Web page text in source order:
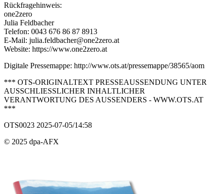
Rückfragehinweis:
one2zero
Julia Feldbacher
Telefon: 0043 676 86 87 8913
E-Mail: julia.feldbacher@one2zero.at
Website: https://www.one2zero.at
Digitale Pressemappe: http://www.ots.at/pressemappe/38565/aom
*** OTS-ORIGINALTEXT PRESSEAUSSENDUNG UNTER
AUSSCHLIESSLICHER INHALTLICHER
VERANTWORTUNG DES AUSSENDERS - WWW.OTS.AT
***
OTS0023 2025-07-05/14:58
© 2025 dpa-AFX